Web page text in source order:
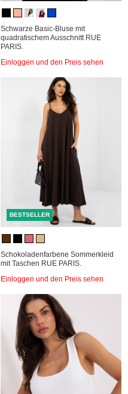
Schwarze Basic-Bluse mit
quadratischem Ausschnitt RUE
PARIS.
Einloggen und den Preis sehen
BESTSELLER
Schokoladenfarbene Sommerkleid
mit Taschen RUE PARIS.
Einloggen und den Preis sehen